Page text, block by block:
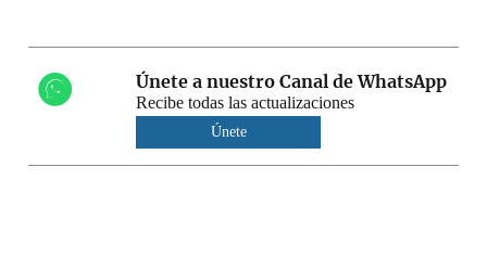
Únete a nuestro Canal de WhatsApp
Recibe todas las actualizaciones
Únete